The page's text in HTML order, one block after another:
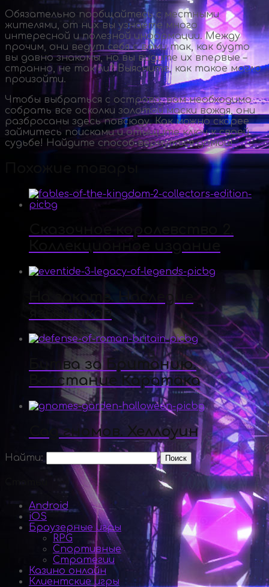
Обязательно пообщайтесь с местными
жителями, от них вы узнаете много
интересной и полезной информации. Между
прочим, они ведут себя с вами так, как будто
вы давно знакомы, но вы видите их впервые –
странно, не так ли? Выясните, как такое могло
произойти.
Чтобы выбраться с острова, вам необходимо
собрать все осколки золотой маски вождя, они
разбросаны здесь повсюду. Как можно скорее
займитесь поисками и отыщите ключ к своей
судьбе! Найдите способ вернуться домой!
На закате. Наследие
язычников
Битва за Британию.
Восстание Каратака
Сад гномов. Хеллоуин
Найти:
Android
iOS
Браузерные игры
RPG
Спортивные
Стратегии
Казино онлайн
Клиентские игры